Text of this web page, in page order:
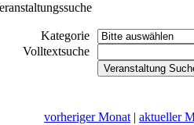
Kategorie
Volltextsuche
vorheriger Monat | aktueller